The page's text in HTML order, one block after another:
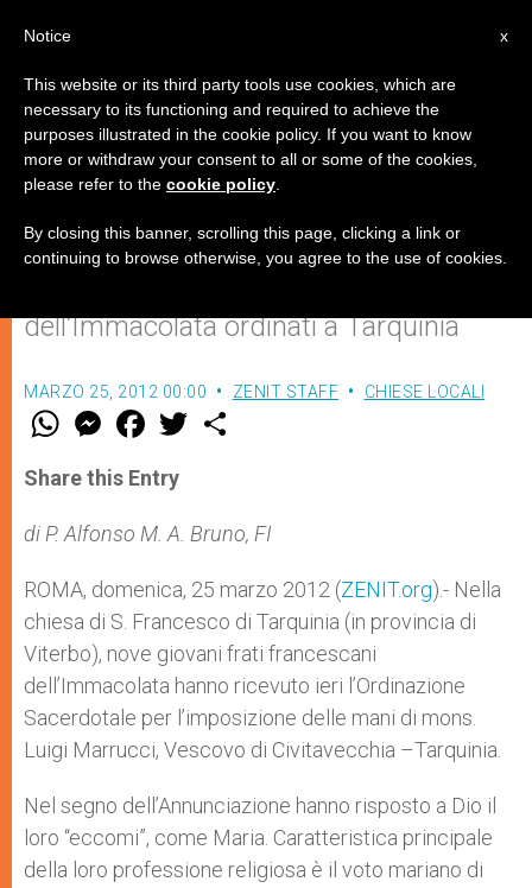
Nel segno dell'Annunciazione,
nuovi sacerdoti nati da Maria
dell’Immacolata ordinati a Tarquinia
MARZO 25, 2012 00:00 ZENIT STAFF CHIESE LOCALI
W
t
s
p
p
M
e
s
e
g
e
F
a
e
b
o
k
w
r
Share this Entry
di P. Alfonso M. A. Bruno, FI
ROMA, domenica, 25 marzo 2012 (ZENIT.org).- Nella
chiesa di S. Francesco di Tarquinia (in provincia di
Viterbo), nove giovani frati francescani
dell’Immacolata hanno ricevuto ieri l’Ordinazione
Sacerdotale per l’imposizione delle mani di mons.
Luigi Marrucci, Vescovo di Civitavecchia –Tarquinia.
Nel segno dell’Annunciazione hanno risposto a Dio il
loro “eccomi”, come Maria. Caratteristica principale
della loro professione religiosa è il voto mariano di
x
Notice
This website or its third party tools use cookies, which are
necessary to its functioning and required to achieve the
purposes illustrated in the cookie policy. If you want to know
more or withdraw your consent to all or some of the cookies,
please refer to the cookie policy
By closing this banner, scrolling this page, clicking a link or
continuing to browse otherwise, you agree to the use of cookies.